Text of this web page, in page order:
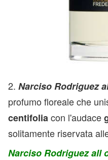
2. Narciso Rodriguez
profumo floreale che
centifoliacon l'audace
solitamente riservata
Narciso Rodriguez all